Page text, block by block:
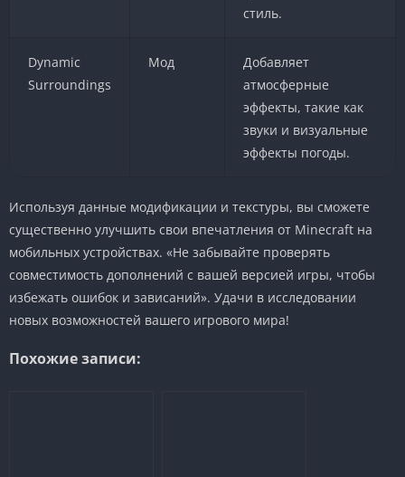
стиль.
Dynamic
Surroundings
Мод
Добавляет
атмосферные
эффекты, такие как
звуки и визуальные
эффекты погоды.
Используя данные модификации и текстуры, вы сможете
существенно улучшить свои впечатления от Minecraft на
мобильных устройствах. «Не забывайте проверять
совместимость дополнений с вашей версией игры, чтобы
избежать ошибок и зависаний». Удачи в исследовании
новых возможностей вашего игрового мира!
Похожие записи: